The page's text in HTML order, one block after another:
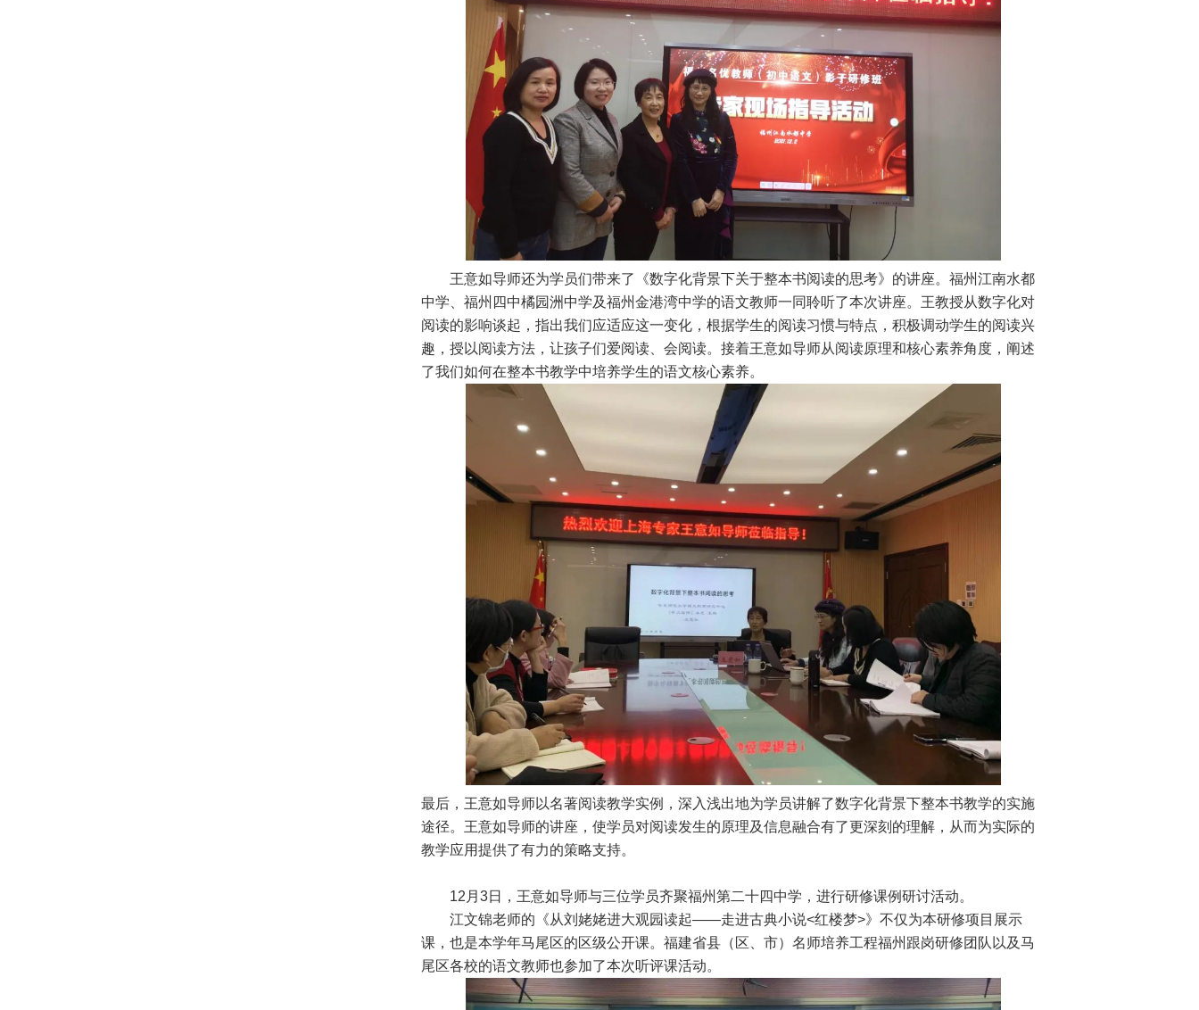
王意如导师还为学员们带来了《数字化背景下关于整本书阅读的思考》的讲座。福州江南水都
中学、福州四中橘园洲中学及福州金港湾中学的语文教师一同聆听了本次讲座。 王教授从数字化对
阅读的影响谈起，指出我们应适应这一变化，根据学生的阅读习惯与特点，积极调动学生的阅读兴
趣，授以阅读方法，让孩子们爱阅读、会阅读。接着王意如导师从阅读原理和核心素养角度，阐述
了我们如何在整本书教学中培养学生的语文核心素养。
最后，王意如导师以名著阅读教学实例，深入浅出地为学员讲解了数字化背景下整本书教学的实施
途径。 王意如导师的讲座，使学员对阅读发生的原理及信息融合有了更深刻的理解，从而为实际的
教学应用提供了有力的策略支持。
12月3日， 王意如导师与三位学员齐聚福州第二十四中学，进行研修课例研讨活动。
江文锦老师的《从刘姥姥进大观园读起——走进古典小说<红楼梦>》不仅为本研修项目展示
课，也是本学年马尾区的区级公开课。福建省县（区、市）名师培养工程福州跟岗研修团队以及马
尾区各校的语文教师也参加了本次听评课活动。